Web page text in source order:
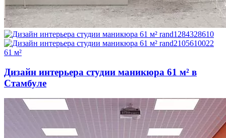
61 м²
Дизайн интерьера студии маникюра 61 м² в
Стамбуле